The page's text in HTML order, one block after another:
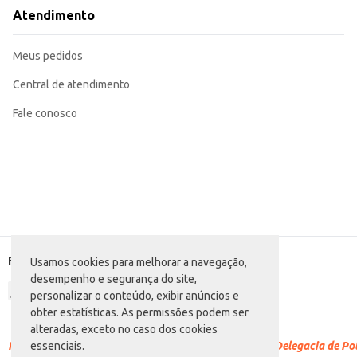
Usamos cookies para melhorar a navegação,
desempenho e segurança do site,
personalizar o conteúdo, exibir anúncios e
obter estatísticas. As permissões podem ser
alteradas, exceto no caso dos cookies
essenciais.
Recomendado para revenda em mercearias, supermercados e outros
O Leite Longa Vida Amanhecer Semidesnatado TP oferece praticidade e
Departamento: Padaria e matinais
Conteúdo: 1L
Atendimento
Meus pedidos
Central de atendimento
Fale conosco
Formas de pagamento
Racismo é crime. Denuncie. Disque 100 ou procure a Delegacia de